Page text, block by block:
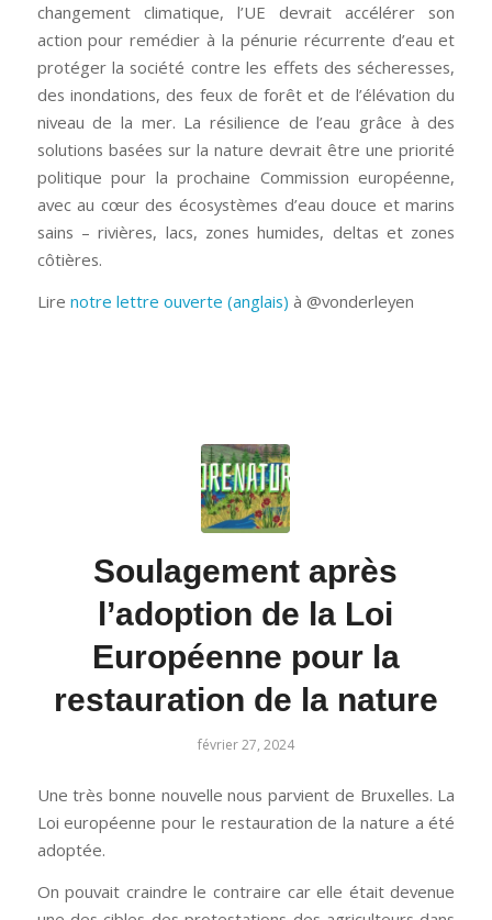
changement climatique, l’UE devrait accélérer son
action pour remédier à la pénurie récurrente d’eau et
protéger la société contre les effets des sécheresses,
des inondations, des feux de forêt et de l’élévation du
niveau de la mer. La résilience de l’eau grâce à des
solutions basées sur la nature devrait être une priorité
politique pour la prochaine Commission européenne,
avec au cœur des écosystèmes d’eau douce et marins
sains – rivières, lacs, zones humides, deltas et zones
côtières.
Lire notre lettre ouverte (anglais) à @vonderleyen
Soulagement après
l’adoption de la Loi
Européenne pour la
restauration de la nature
février 27, 2024
Une très bonne nouvelle nous parvient de Bruxelles. La
Loi européenne pour le restauration de la nature a été
adoptée.
On pouvait craindre le contraire car elle était devenue